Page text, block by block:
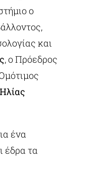
ο
και
, ο Πρόεδρος
Ηλίας
ένα
έδρα τα